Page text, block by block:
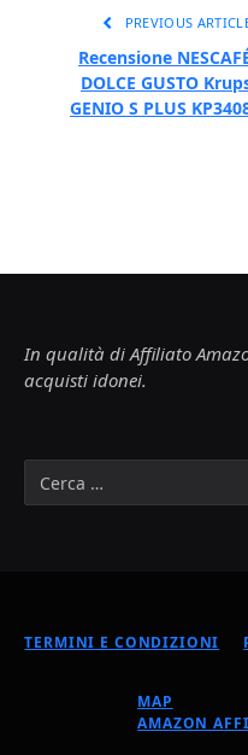
PREVIOUS
Recensione
DOLCE GUSTO
GENIO S PLUS
In qualità di Affiliato
acquisti idonei.
TERMINI E CONDIZIONI
MAP
AMAZON